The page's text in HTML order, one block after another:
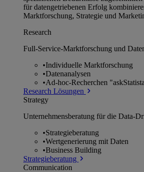
für datengetriebenen Erfolg
Marktforschung, Strategie und
Research
Full-Service-Marktforschung und
•Individuelle Marktforschung
•Datenanalysen
•Ad-hoc-Recherchen
Research Lösungen
Strategy
Unternehmens­beratung für die Data-
•Strategieberatung
•Wertgenerierung mit Daten
•Business Building
Strategieberatung
Communication